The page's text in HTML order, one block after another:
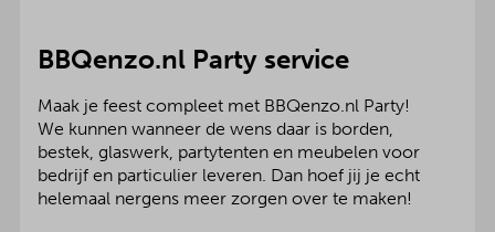
BBQenzo.nl Party service
Maak je feest compleet met BBQenzo.nl Party!
We kunnen wanneer de wens daar is borden,
bestek, glaswerk, partytenten en meubelen voor
bedrijf en particulier leveren. Dan hoef jij je echt
helemaal nergens meer zorgen over te maken!